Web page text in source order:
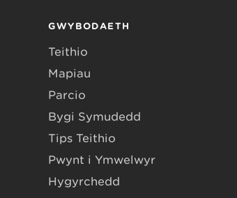
GWYBODAETH
Teithio
Mapiau
Parcio
Bygi Symudedd
Tips Teithio
Pwynt i Ymwelwyr
Hygyrchedd